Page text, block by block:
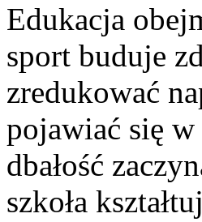
Edukacja
sport buduje
zredukować
pojawiać się
dbałość
szkoła